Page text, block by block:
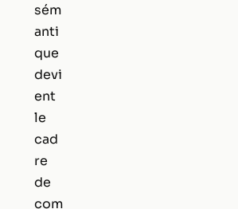
sém
anti
que
devi
ent
le
cad
re
de
com